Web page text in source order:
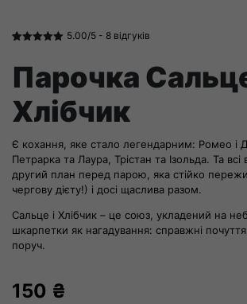
основі
опитування
покупців
5.00/5 - 8відгуків
Парочка
Хлібчик
Є кохання, яке стало легендарним: Ромео і
Петрарка та Лаура, Трістан та Ізольда. Та всі
другий план перед парою, яка стійко
чергову дієту!) і досі щаслива разом.
Сальце і Хлібчик – це союз, укладений на
шкарпетки як нагадування: справжні почуття
поруч.
150 ₴